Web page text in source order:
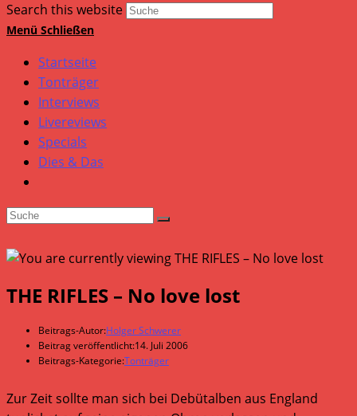
Search this website
Menü Schließen
Startseite
Tonträger
Interviews
Livereviews
Specials
Dies & Das
THE RIFLES – No love lost
Beitrags-Autor:Holger Schwerer
Beitrag veröffentlicht:14. Juli 2006
Beitrags-Kategorie:Tonträger
Zur Zeit sollte man sich bei Debütalben aus England